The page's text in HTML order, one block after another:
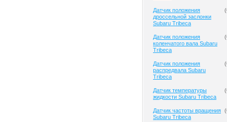
Датчик положения
дроссельной заслонки
Subaru Tribeca
(
Датчик положения
коленчатого вала Subaru
Tribeca
(
Датчик положения
распредвала Subaru
Tribeca
(
Датчик температуры
жидкости Subaru Tribeca
(
Датчик частоты вращения
Subaru Tribeca
(